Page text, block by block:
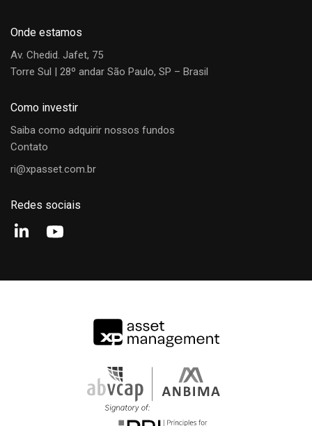
CIO
Pedro Cunningham
Vitor Mizumoto
Portfolio Manager
Rafael Del Bianco
Onde estamos
Av. Chedid. Jafet, 75
Torre Sul | 28º andar São Paulo, SP – Brasil
Como investir
Saiba como adquirir nossos fundos
Contato
ri@xpasset.com.br
Redes sociais